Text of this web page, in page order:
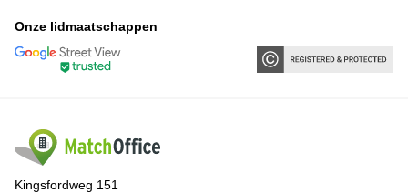
Onze lidmaatschappen
Kingsfordweg 151